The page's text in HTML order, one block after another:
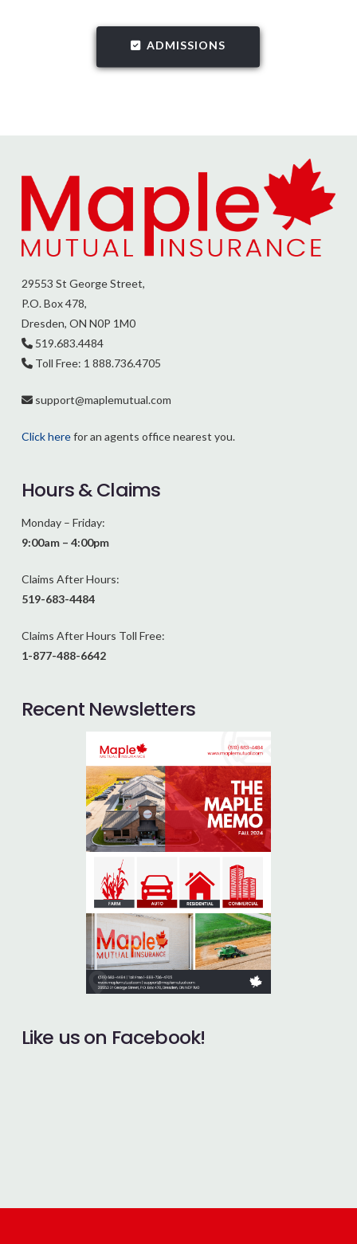
ADMISSIONS
29553 St George Street,
P.O. Box 478,
Dresden, ON N0P 1M0
519.683.4484
Toll Free: 1 888.736.4705
support@maplemutual.com
Click herefor an agents office nearest you.
Hours & Claims
Monday – Friday:
9:00am – 4:00pm
Claims After Hours:
519-683-4484
Claims After Hours Toll Free:
1-877-488-6642
Recent Newsletters
Like us on Facebook!